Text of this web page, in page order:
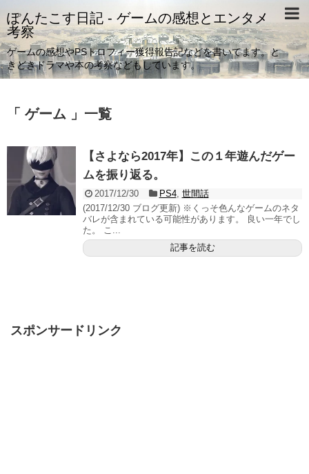
ぽんたこす日記 - ゲームの感想とエンタメ
考察
ゲームの感想やPSトロフィー獲得報告記などを書いてます。と
きどきドラマや本の考察などもしています。
「 ゲーム 」一覧
【さよなら2017年】この１年遊んだゲー
ムを振り返る。
2017/12/30 PS4, 世間話
(2017/12/30 ブログ更新) ※くっそ色んなゲームのネタ
バレが含まれている可能性があります。 良い一年でし
た。 こ...
記事を読む
スポンサードリンク